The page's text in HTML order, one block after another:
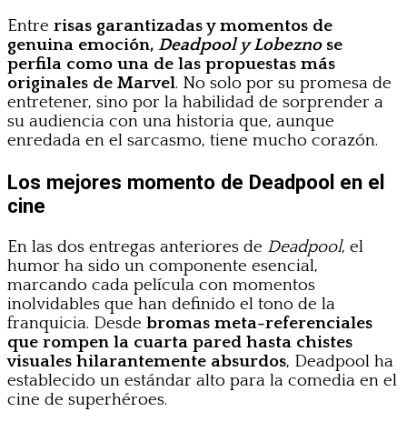
Entre risas garantizadas y momentos de
genuina emoción, Deadpool y Lobeznose
perfila como una de las propuestas más
originales de Marvel. No solo por su promesa de
entretener, sino por la habilidad de sorprender a
su audiencia con una historia que, aunque
enredada en el sarcasmo, tiene mucho corazón.
Los mejores momento de Deadpool en el
cine
En las dos entregas anteriores de Deadpool, el
humor ha sido un componente esencial,
marcando cada película con momentos
inolvidables que han definido el tono de la
franquicia. Desde bromas meta-referenciales
que rompen la cuarta pared hasta chistes
visuales hilarantemente absurdos, Deadpool ha
establecido un estándar alto para la comedia en el
cine de superhéroes.